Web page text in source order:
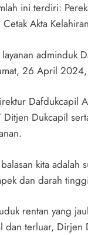
ini terdiri:
Akta
adminduk
26 April
Dafdukcapil
Ditjen Dukcapil
kita
dan darah
rentan yang
terluar, Dirjen